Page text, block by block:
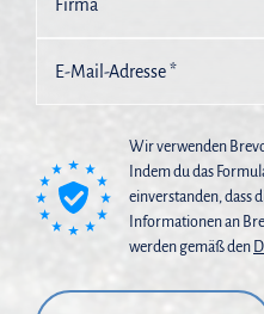
Wir verwenden
Indem du das
einverstanden, dass
Informationen an
werden gemäß den